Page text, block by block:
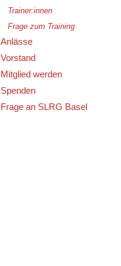
Trainer:innen
Frage zum Training
Anlässe
Vorstand
Mitglied werden
Spenden
Frage an SLRG Basel